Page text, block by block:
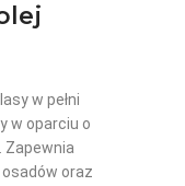
w pełni
w oparciu o
Zapewnia
oraz